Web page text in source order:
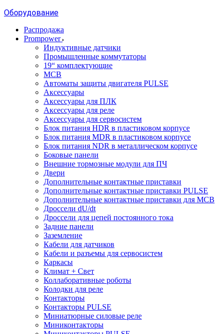
Оборудование
Распродажа
Prompower
Индуктивные датчики
Промышленные коммутаторы
19“ комплектующие
MCB
Автоматы защиты двигателя PULSE
Аксессуары
Аксессуары для ПЛК
Аксессуары для реле
Аксессуары для сервосистем
Блок питания HDR в пластиковом корпусе
Блок питания MDR в пластиковом корпусе
Блок питания NDR в металлическом корпусе
Боковые панели
Внешние тормозные модули для ПЧ
Двери
Дополнительные контактные приставки
Дополнительные контактные приставки PULSE
Дополнительные контактные приставки для MCB
Дроссели dU/dt
Дроссели для цепей постоянного тока
Задние панели
Заземление
Кабели для датчиков
Кабели и разъемы для сервосистем
Каркасы
Климат + Свет
Коллаборативные роботы
Колодки для реле
Контакторы
Контакторы PULSE
Миниатюрные силовые реле
Миниконтакторы